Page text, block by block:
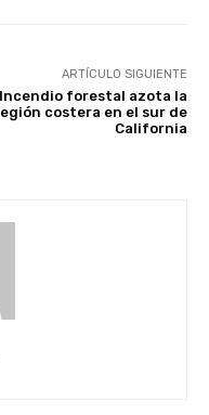
ARTÍCULO SIGUIENTE
Incendio forestal azota la
costera en el sur de
California